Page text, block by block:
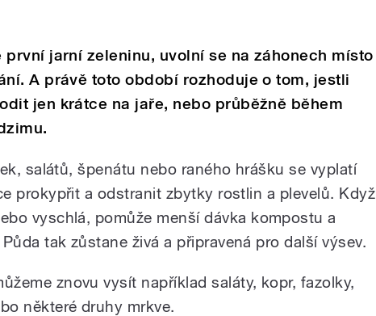
jarní zeleninu, uvolní se na záhonech místo
A právě toto období rozhoduje o tom, jestli
jen krátce na jaře, nebo průběžně během
salátů, špenátu nebo raného hrášku se vyplatí
prokypřit a odstranit zbytky rostlin a plevelů. Když
vyschlá, pomůže menší dávka kompostu a
tak zůstane živá a připravená pro další výsev.
znovu vysít například saláty, kopr, fazolky,
některé druhy mrkve.